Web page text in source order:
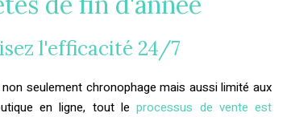
l'efficacité 24/7
seulement chronophage mais aussi limité aux
en ligne, tout leprocessus de vente est